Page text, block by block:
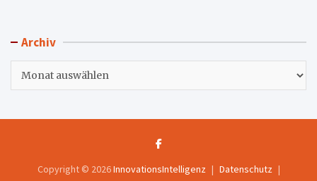
Archiv
Copyright © 2026InnovationsIntelligenz
Datenschutz